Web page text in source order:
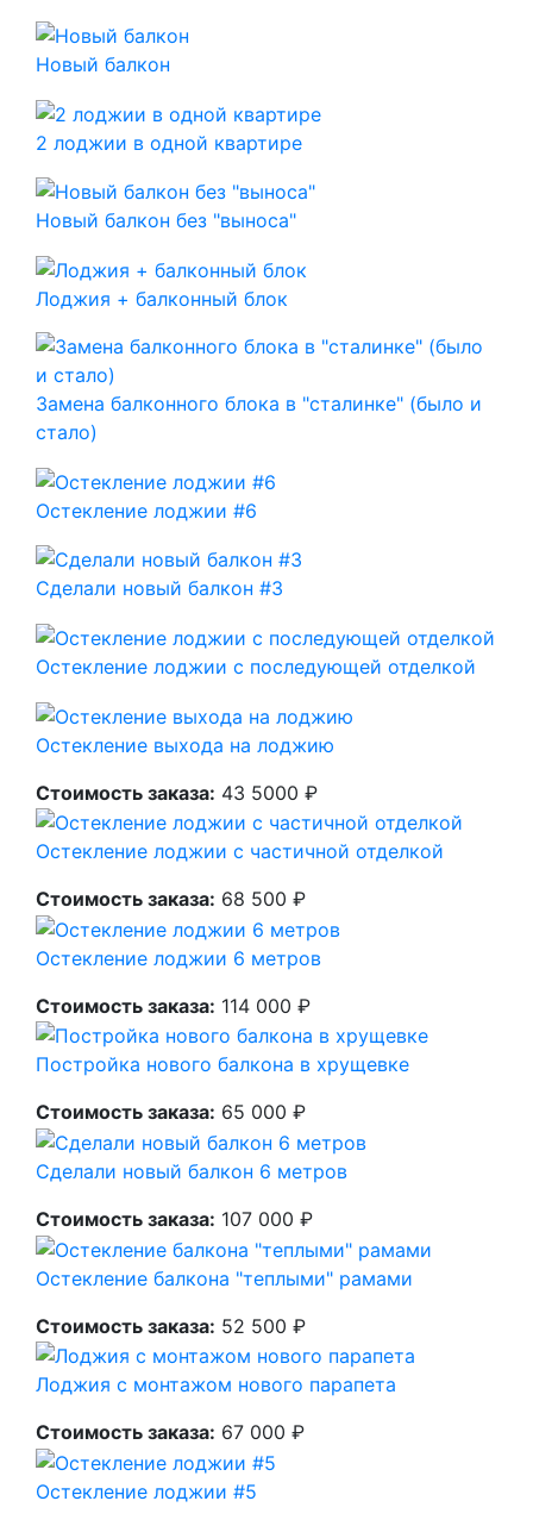
Новый балкон
2 лоджии в одной квартире
Новый балкон без "выноса"
Лоджия + балконный блок
Замена балконного блока в "сталинке" (было и
стало)
Остекление лоджии #6
Сделали новый балкон #3
Остекление лоджии с последующей отделкой
Остекление выхода на лоджию
Стоимость заказа: 43 5000 ₽
Остекление лоджии с частичной отделкой
Стоимость заказа: 68 500 ₽
Остекление лоджии 6 метров
Стоимость заказа: 114 000 ₽
Постройка нового балкона в хрущевке
Стоимость заказа: 65 000 ₽
Сделали новый балкон 6 метров
Стоимость заказа: 107 000 ₽
Остекление балкона "теплыми" рамами
Стоимость заказа: 52 500 ₽
Лоджия с монтажом нового парапета
Стоимость заказа: 67 000 ₽
Остекление лоджии #5